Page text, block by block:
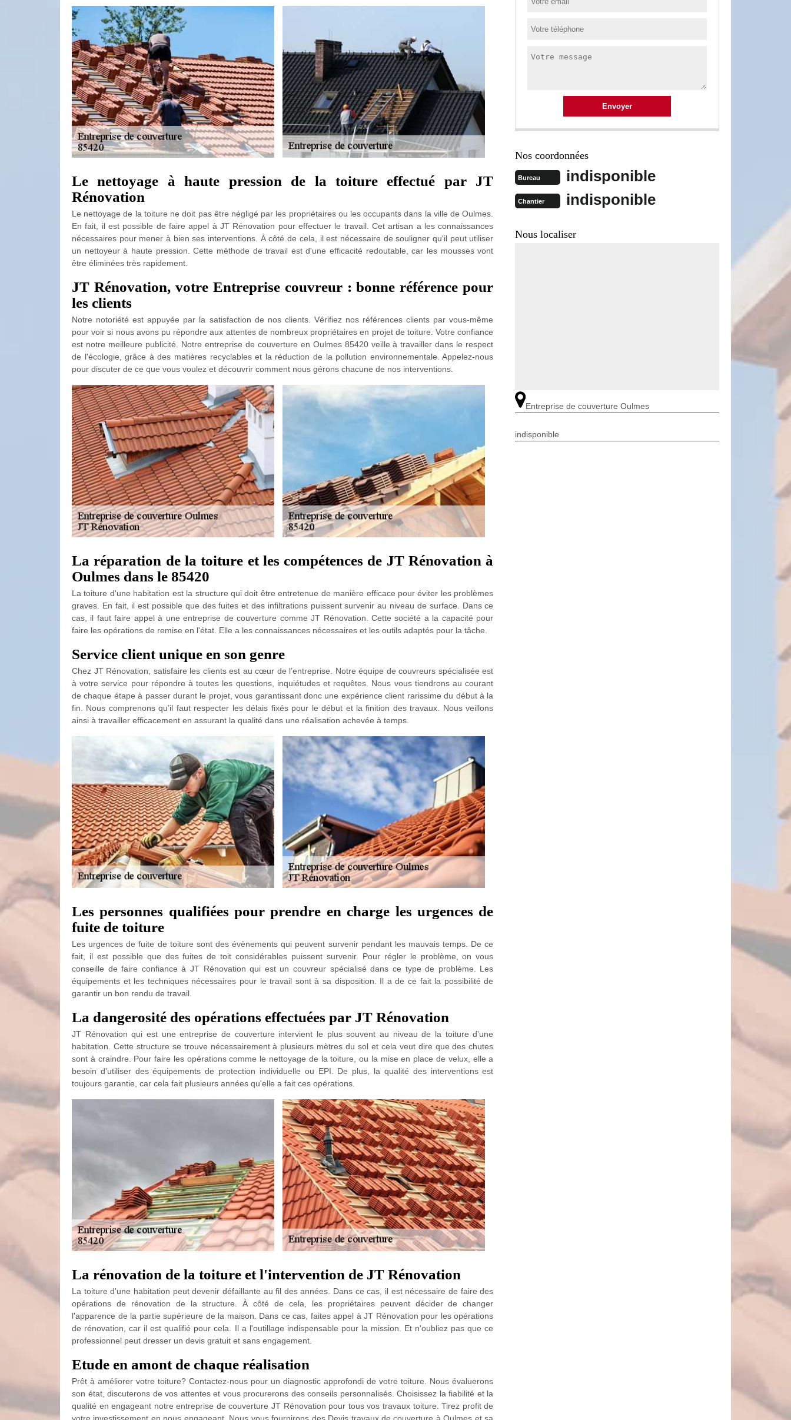
Le nettoyage à haute pression de la toiture effectué par JT
Rénovation
Le nettoyage de la toiture ne doit pas être négligé par les propriétaires ou les occupants dans la ville de Oulmes.
En fait, il est possible de faire appel à JT Rénovation pour effectuer le travail. Cet artisan a les connaissances
nécessaires pour mener à bien ses interventions. À côté de cela, il est nécessaire de souligner qu'il peut utiliser
un nettoyeur à haute pression. Cette méthode de travail est d'une efficacité redoutable, car les mousses vont
être éliminées très rapidement.
JT Rénovation, votre Entreprise couvreur : bonne référence pour
les clients
Notre notoriété est appuyée par la satisfaction de nos clients. Vérifiez nos références clients par vous-même
pour voir si nous avons pu répondre aux attentes de nombreux propriétaires en projet de toiture. Votre confiance
est notre meilleure publicité. Notre entreprise de couverture en Oulmes 85420 veille à travailler dans le respect
de l'écologie, grâce à des matières recyclables et la réduction de la pollution environnementale. Appelez-nous
pour discuter de ce que vous voulez et découvrir comment nous gérons chacune de nos interventions.
La réparation de la toiture et les compétences de JT Rénovation à
Oulmes dans le 85420
La toiture d'une habitation est la structure qui doit être entretenue de manière efficace pour éviter les problèmes
graves. En fait, il est possible que des fuites et des infiltrations puissent survenir au niveau de surface. Dans ce
cas, il faut faire appel à une entreprise de couverture comme JT Rénovation. Cette société a la capacité pour
faire les opérations de remise en l'état. Elle a les connaissances nécessaires et les outils adaptés pour la tâche.
Service client unique en son genre
Chez JT Rénovation, satisfaire les clients est au cœur de l’entreprise. Notre équipe de couvreurs spécialisée est
à votre service pour répondre à toutes les questions, inquiétudes et requêtes. Nous vous tiendrons au courant
de chaque étape à passer durant le projet, vous garantissant donc une expérience client rarissime du début à la
fin. Nous comprenons qu’il faut respecter les délais fixés pour le début et la finition des travaux. Nous veillons
ainsi à travailler efficacement en assurant la qualité dans une réalisation achevée à temps.
Les personnes qualifiées pour prendre en charge les urgences de
fuite de toiture
Les urgences de fuite de toiture sont des évènements qui peuvent survenir pendant les mauvais temps. De ce
fait, il est possible que des fuites de toit considérables puissent survenir. Pour régler le problème, on vous
conseille de faire confiance à JT Rénovation qui est un couvreur spécialisé dans ce type de problème. Les
équipements et les techniques nécessaires pour le travail sont à sa disposition. Il a de ce fait la possibilité de
garantir un bon rendu de travail.
La dangerosité des opérations effectuées par JT Rénovation
JT Rénovation qui est une entreprise de couverture intervient le plus souvent au niveau de la toiture d'une
habitation. Cette structure se trouve nécessairement à plusieurs mètres du sol et cela veut dire que des chutes
sont à craindre. Pour faire les opérations comme le nettoyage de la toiture, ou la mise en place de velux, elle a
besoin d'utiliser des équipements de protection individuelle ou EPI. De plus, la qualité des interventions est
toujours garantie, car cela fait plusieurs années qu'elle a fait ces opérations.
La rénovation de la toiture et l'intervention de JT Rénovation
La toiture d'une habitation peut devenir défaillante au fil des années. Dans ce cas, il est nécessaire de faire des
opérations de rénovation de la structure. À côté de cela, les propriétaires peuvent décider de changer
l'apparence de la partie supérieure de la maison. Dans ce cas, faites appel à JT Rénovation pour les opérations
de rénovation, car il est qualifié pour cela. Il a l'outillage indispensable pour la mission. Et n'oubliez pas que ce
professionnel peut dresser un devis gratuit et sans engagement.
Etude en amont de chaque réalisation
Prêt à améliorer votre toiture? Contactez-nous pour un diagnostic approfondi de votre toiture. Nous évaluerons
son état, discuterons de vos attentes et vous procurerons des conseils personnalisés. Choisissez la fiabilité et la
qualité en engageant notre entreprise de couverture JT Rénovation pour tous vos travaux toiture. Tirez profit de
Nos coordonnées
Bureau indisponible
Chantier indisponible
Nous localiser
Entreprise de couverture Oulmes
indisponible